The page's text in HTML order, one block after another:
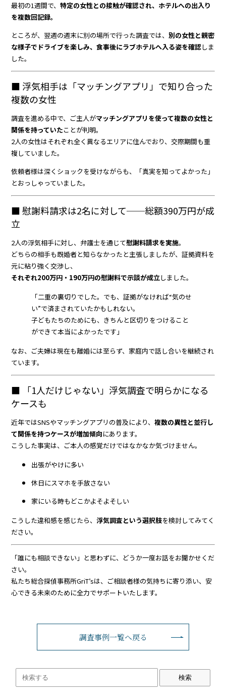
最初の1週間で、特定の女性との接触が確認され、ホテルへの出入り
を複数回記録。
ところが、翌週の週末に別の場所で行った調査では、別の女性と親密
な様子でドライブを楽しみ、食事後にラブホテルへ入る姿を確認しま
した。
■ 浮気相手は「マッチングアプリ」で知り合った
複数の女性
調査を進める中で、ご主人がマッチングアプリを使って複数の女性と
関係を持っていたことが判明。
2人の女性はそれぞれ全く異なるエリアに住んでおり、交際期間も重
複していました。
依頼者様は深くショックを受けながらも、「真実を知ってよかった」
とおっしゃっていました。
■ 慰謝料請求は2名に対して──総額390万円が成
立
2人の浮気相手に対し、弁護士を通じて慰謝料請求を実施。
どちらの相手も既婚者と知らなかったと主張しましたが、証拠資料を
元に粘り強く交渉し、
それぞれ200万円・190万円の慰謝料で示談が成立しました。
「二重の裏切りでした。でも、証拠がなければ“気のせ
い”で済まされていたかもしれない。
子どもたちのためにも、きちんと区切りをつけること
ができて本当によかったです」
なお、ご夫婦は現在も離婚には至らず、家庭内で話し合いを継続され
ています。
■ 「1人だけじゃない」浮気調査で明らかになる
ケースも
近年ではSNSやマッチングアプリの普及により、複数の異性と並行し
て関係を持つケースが増加傾向にあります。
こうした事実は、ご本人の感覚だけではなかなか気づけません。
出張がやけに多い
休日にスマホを手放さない
家にいる時もどこかよそよそしい
こうした違和感を感じたら、浮気調査という選択肢を検討してみてく
ださい。
「誰にも相談できない」と思わずに、どうか一度お話をお聞かせくだ
さい。
私たち総合探偵事務所GriT’sは、ご相談者様の気持ちに寄り添い、安
心できる未来のために全力でサポートいたします。
調査事例一覧へ戻る
検索